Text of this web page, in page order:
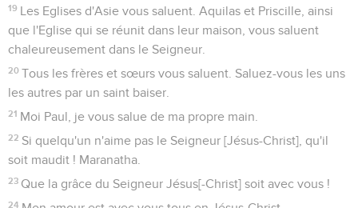
19 Les Eglises d'Asie vous saluent. Aquilas et Priscille, ainsi
que l'Eglise qui se réunit dans leur maison, vous saluent
chaleureusement dans le Seigneur.
20 Tous les frères et sœurs vous saluent. Saluez-vous les uns
les autres par un saint baiser.
21 Moi Paul, je vous salue de ma propre main.
22 Si quelqu'un n'aime pas le Seigneur [Jésus-Christ], qu'il
soit maudit ! Maranatha.
23 Que la grâce du Seigneur Jésus[-Christ] soit avec vous !
24